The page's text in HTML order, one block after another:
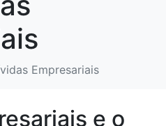
Empresariais
e o